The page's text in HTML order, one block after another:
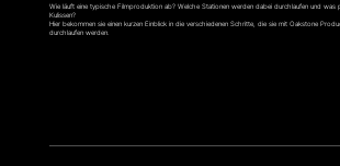
Wie läuft eine typische Filmproduktion ab? Welche Stationen werden dabei durchlaufen und
Kulissen?
Hier bekommen sie einen kurzen Einblick in die verschiedenen Schritte, die sie mit Oakstone
durchlaufen werden.